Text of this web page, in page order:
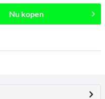
Nu kopen